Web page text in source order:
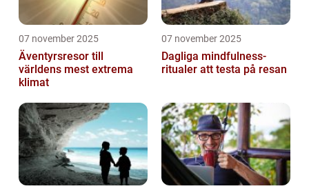
07 november 2025
Äventyrsresor till
världens mest extrema
klimat
07 november 2025
Dagliga mindfulness-
ritualer att testa på resan